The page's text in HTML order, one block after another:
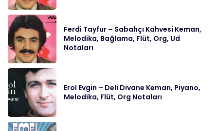
Ferdi Tayfur – Sabahçı Kahvesi Keman,
Melodika, Bağlama, Flüt, Org, Ud
Notaları
Erol Evgin – Deli Divane Keman, Piyano,
Melodika, Flüt, Org Notaları